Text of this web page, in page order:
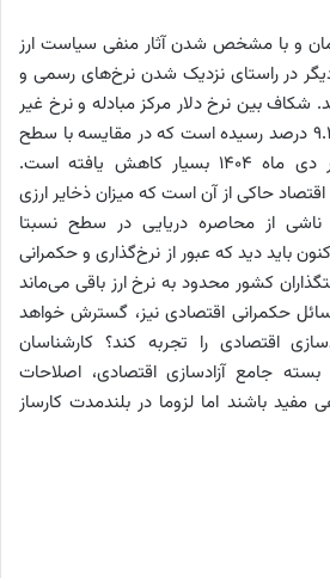
و با مشخص شدن آثار منفی سیاست ارز
دیگر در راستای نزدیک شدن نرخ‌های رسمی و
شکاف بین نرخ دلار مرکز مبادله و نرخ غیر
رسمی در روز ۳۰ خرداد به ۹.۲ درصد رسیده است که در مقایسه با سطح
۷۰ درصدی این شکاف در دی ماه ۱۴۰۴ بسیار کاهش یافته است.
حاکی از آن است که میزان ذخایر ارزی
از محاصره دریایی در سطح نسبتا
باید دید که عبور از نرخ‌گذاری و حکمرانی
کشور محدود به نرخ ارز باقی می‌ماند
حکمرانی اقتصادی نیز، گسترش خواهد
اقتصادی را تجربه کند؟ کارشناسان
جامع آزادسازی اقتصادی، اصلاحات
مفید باشند اما لزوما در بلندمدت کارساز